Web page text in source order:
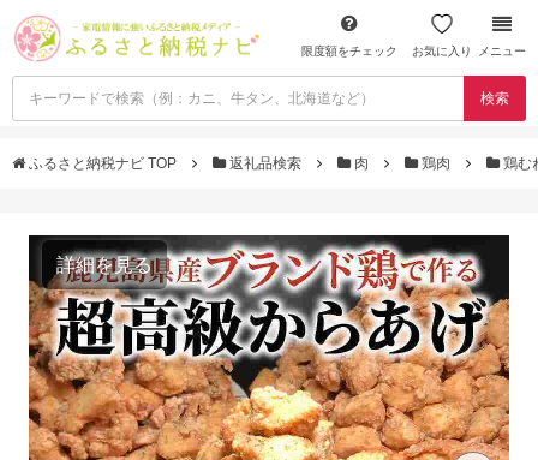
限度額をチェック お気に入り メニュー
検索
ふるさと納税ナビ TOP 返礼品検索 肉 鶏肉 鶏む
詳細を見る